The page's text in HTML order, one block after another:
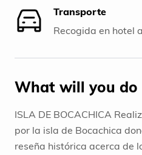
Transporte
Recogida en hotel
What will you do
ISLA DE BOCACHICA
por la isla de Bocachica
reseña histórica acerca de